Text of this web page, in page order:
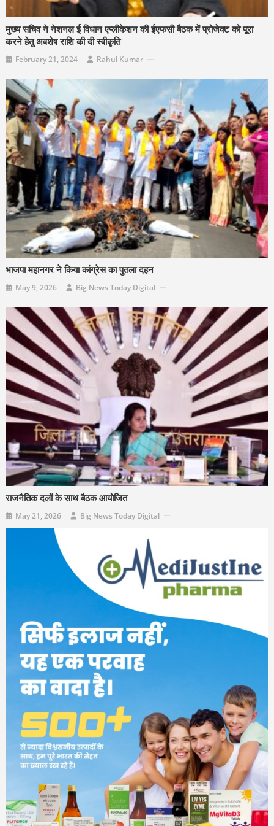
मुख्य सचिव ने नेशनल ई विधान एप्लीकेशन की ईएफसी बैठक में प्रोजेक्ट को पूरा
करने हेतु अवशेष राशि की दी स्वीकृति
February 21, 2024 Rahul Kumar
भाजपा महानगर ने किया कांग्रेस का पुतला दहन
May 9, 2026 Big News Today Digital
राजनैतिक दलों के साथ बैठक आयोजित
May 21, 2026 Big News Today Digital